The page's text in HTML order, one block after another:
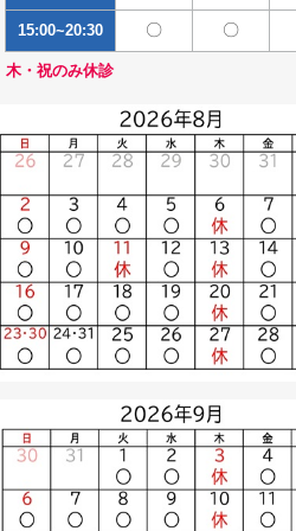
15:00~20:30 〇 〇
木・祝のみ休診